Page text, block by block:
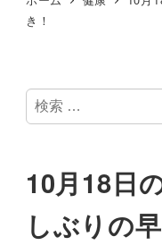
き！
検
索
10月18日
しぶりの